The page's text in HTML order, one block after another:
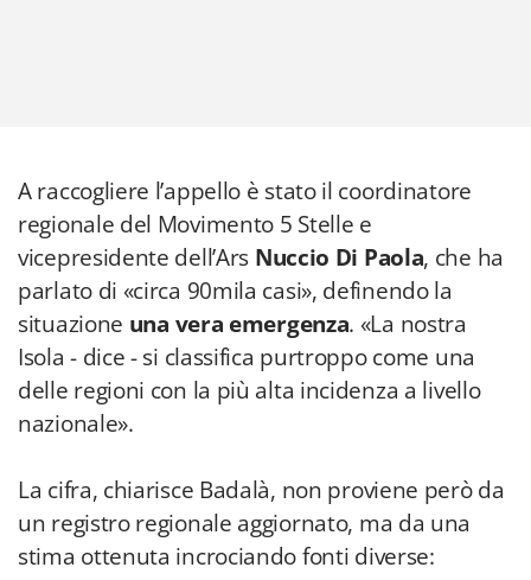
A raccogliere l’appello è stato il coordinatore
regionale del Movimento 5 Stelle e
vicepresidente dell’Ars Nuccio Di Paola, che ha
parlato di «circa 90mila casi», definendo la
situazione una vera emergenza. «La nostra
Isola - dice - si classifica purtroppo come una
delle regioni con la più alta incidenza a livello
nazionale».
La cifra, chiarisce Badalà, non proviene però da
un registro regionale aggiornato, ma da una
stima ottenuta incrociando fonti diverse: